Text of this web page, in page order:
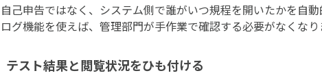
自己申告ではなく、システム側で誰がいつ規程を開いたかを自
ログ機能を使えば、管理部門が手作業で確認する必要がなくなり
テスト結果と閲覧状況をひも付ける